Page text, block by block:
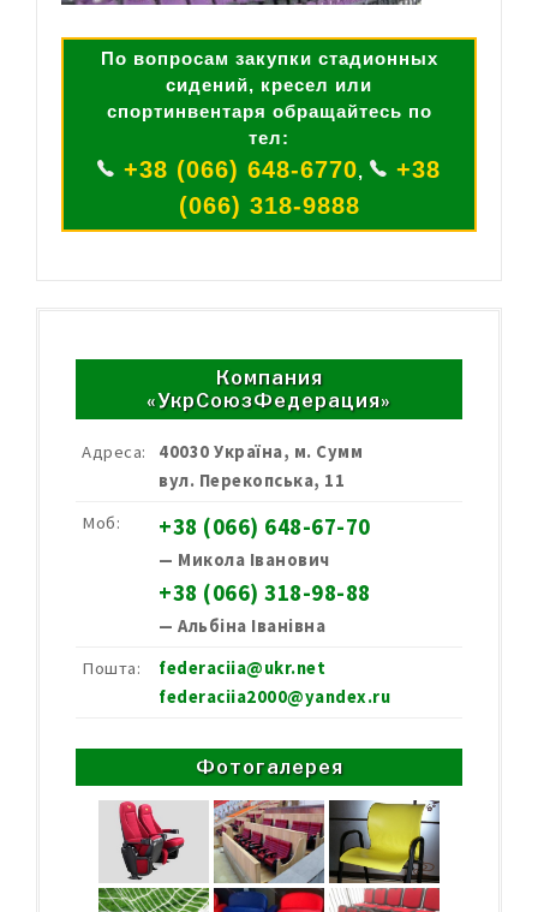
По вопросам закупки стадионных
сидений, кресел или
спортинвентаря обращайтесь по
тел:
+38 (066) 648-6770,
+38
(066) 318-9888
Компания
«УкрСоюзФедерация»
Адреса:
40030 Україна, м. Сумм
вул. Перекопська, 11
Моб:
+38 (066) 648-67-70
— Микола Іванович
+38 (066) 318-98-88
— Альбіна Іванівна
Пошта:
federaciia@ukr.net
federaciia2000@yandex.ru
Фотогалерея